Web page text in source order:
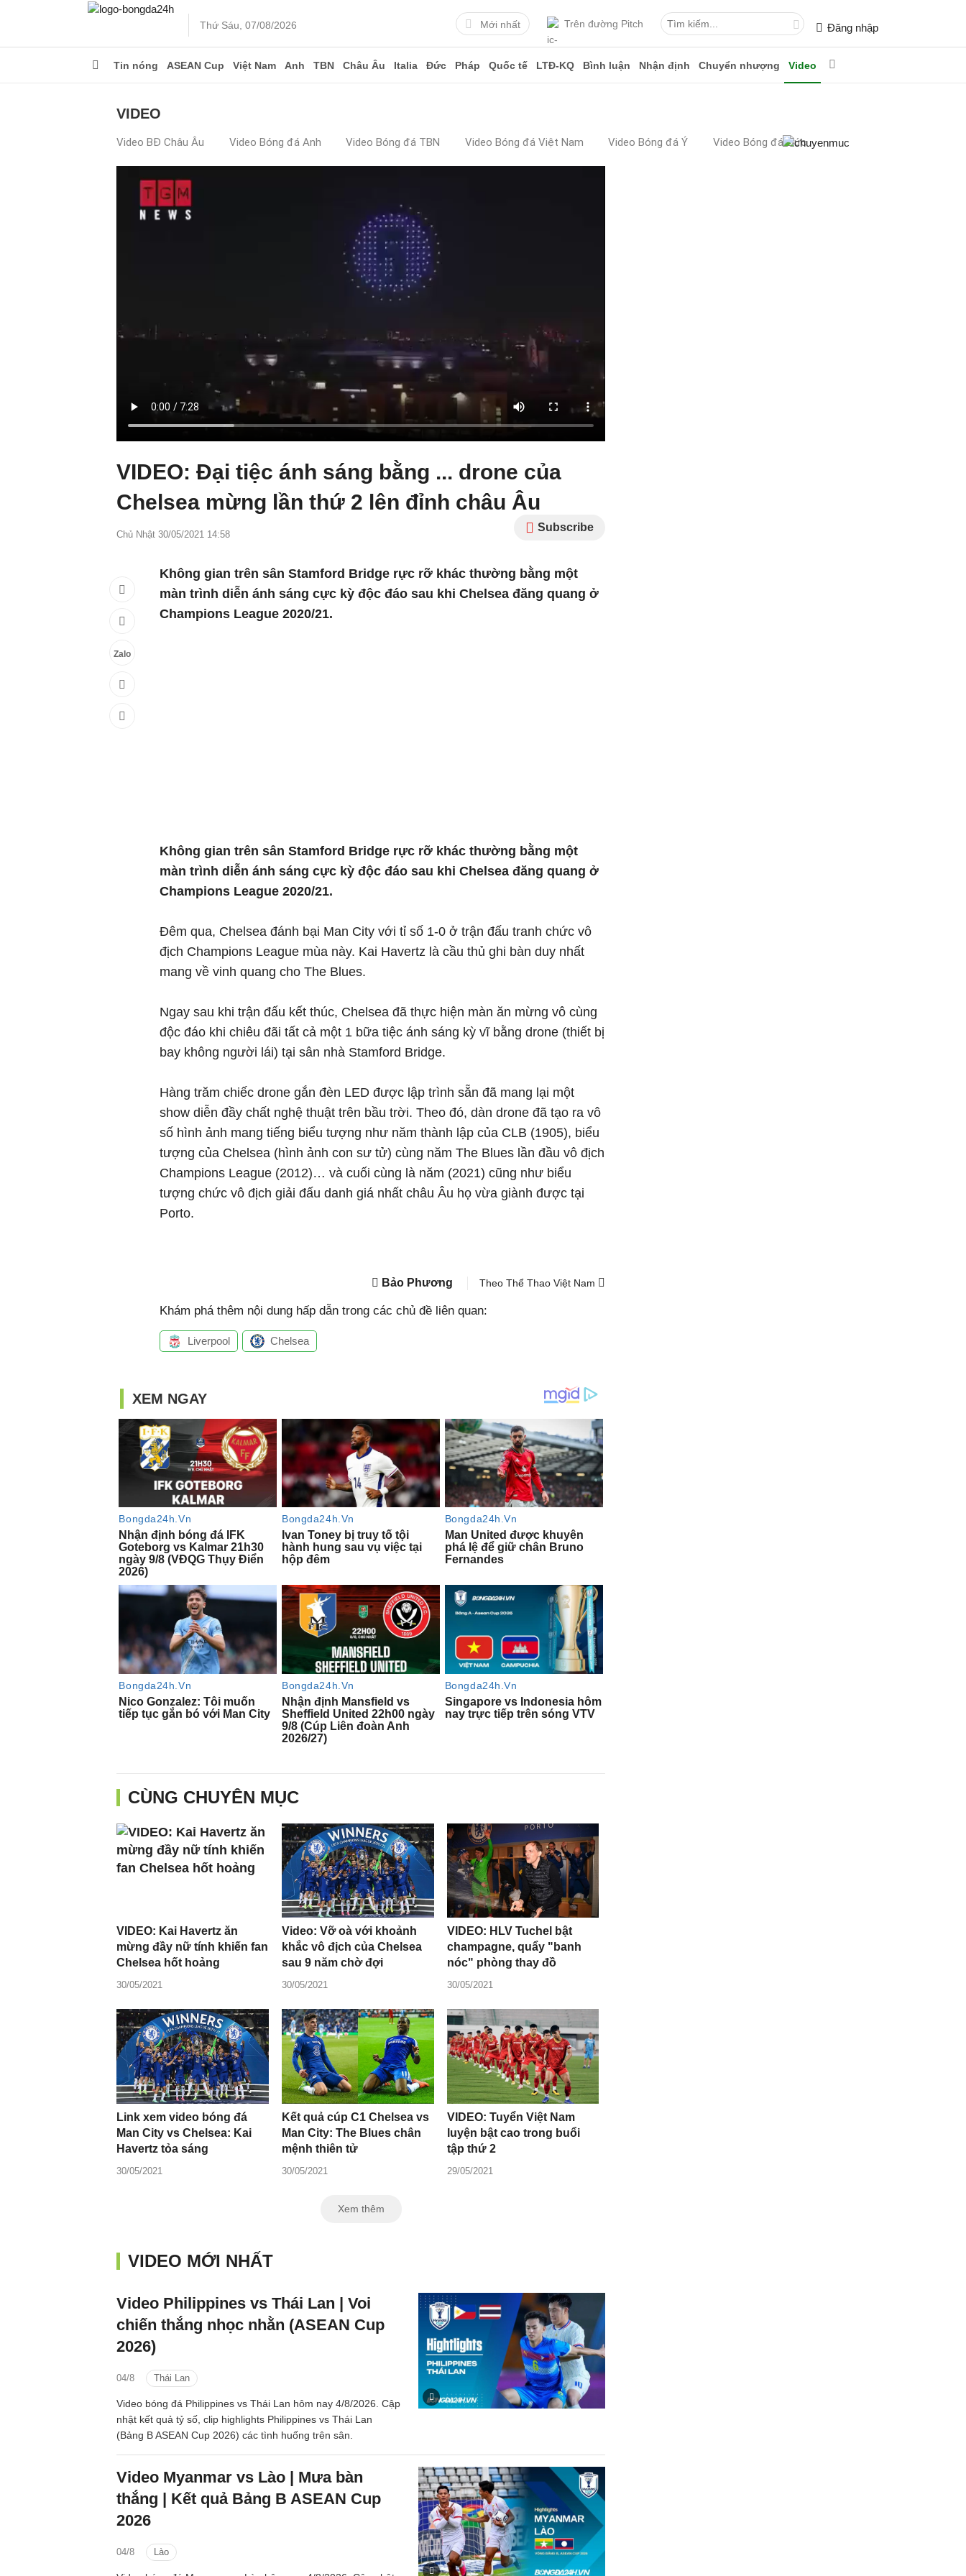
Thứ Sáu, 07/08/2026 Mới nhất Trên đường Pitch Đăng nhập
Tin nóng ASEAN Cup Việt Nam Anh TBN Châu Âu Italia Đức Pháp Quốc tế LTĐ-KQ Bình luận Nhận định Chuyển nhượng Video
VIDEO
Video BĐ Châu Âu Video Bóng đá Anh Video Bóng đá TBN Video Bóng đá Việt Nam Video Bóng đá Ý Video Bóng đá Đức
VIDEO: Đại tiệc ánh sáng bằng ... drone của
Chelsea mừng lần thứ 2 lên đỉnh châu Âu
Chủ Nhật 30/05/2021 14:58
Subscribe
Zalo
Không gian trên sân Stamford Bridge rực rỡ khác thường bằng một
màn trình diễn ánh sáng cực kỳ độc đáo sau khi Chelsea đăng quang ở
Champions League 2020/21.
Không gian trên sân Stamford Bridge rực rỡ khác thường bằng một
màn trình diễn ánh sáng cực kỳ độc đáo sau khi Chelsea đăng quang ở
Champions League 2020/21.
Đêm qua, Chelsea đánh bại Man City với tỉ số 1-0 ở trận đấu tranh chức vô
địch Champions League mùa này. Kai Havertz là cầu thủ ghi bàn duy nhất
mang về vinh quang cho The Blues.
Ngay sau khi trận đấu kết thúc, Chelsea đã thực hiện màn ăn mừng vô cùng
độc đáo khi chiêu đãi tất cả một 1 bữa tiệc ánh sáng kỳ vĩ bằng drone (thiết bị
bay không người lái) tại sân nhà Stamford Bridge.
Hàng trăm chiếc drone gắn đèn LED được lập trình sẵn đã mang lại một
show diễn đầy chất nghệ thuật trên bầu trời. Theo đó, dàn drone đã tạo ra vô
số hình ảnh mang tiếng biểu tượng như năm thành lập của CLB (1905), biểu
tượng của Chelsea (hình ảnh con sư tử) cùng năm The Blues lần đầu vô địch
Champions League (2012)… và cuối cùng là năm (2021) cũng như biểu
tượng chức vô địch giải đấu danh giá nhất châu Âu họ vừa giành được tại
Porto.
Bảo Phương Theo Thể Thao Việt Nam
Khám phá thêm nội dung hấp dẫn trong các chủ đề liên quan:
Liverpool Chelsea
CÙNG CHUYÊN MỤC
VIDEO: Kai Havertz ăn
mừng đầy nữ tính khiến fan
Chelsea hốt hoảng
30/05/2021
Video: Vỡ oà với khoảnh
khắc vô địch của Chelsea
sau 9 năm chờ đợi
30/05/2021
VIDEO: HLV Tuchel bật
champagne, quẩy "banh
nóc" phòng thay đồ
30/05/2021
Link xem video bóng đá
Man City vs Chelsea: Kai
Havertz tỏa sáng
30/05/2021
Kết quả cúp C1 Chelsea vs
Man City: The Blues chân
mệnh thiên tử
30/05/2021
VIDEO: Tuyển Việt Nam
luyện bật cao trong buổi
tập thứ 2
29/05/2021
Xem thêm
VIDEO MỚI NHẤT
Video Philippines vs Thái Lan | Voi
chiến thắng nhọc nhằn (ASEAN Cup
2026)
04/8 Thái Lan
Video bóng đá Philippines vs Thái Lan hôm nay 4/8/2026. Cập
nhật kết quả tỷ số, clip highlights Philippines vs Thái Lan
(Bảng B ASEAN Cup 2026) các tình huống trên sân.
Video Myanmar vs Lào | Mưa bàn
thắng | Kết quả Bảng B ASEAN Cup
2026
04/8 Lào